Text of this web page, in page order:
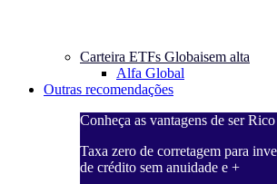
Carteira ETFs Globaisem alta
Alfa Global
Outras recomendações
Conheça as vantagens de ser Rico
Taxa zero de corretagem para
de crédito sem anuidade e +